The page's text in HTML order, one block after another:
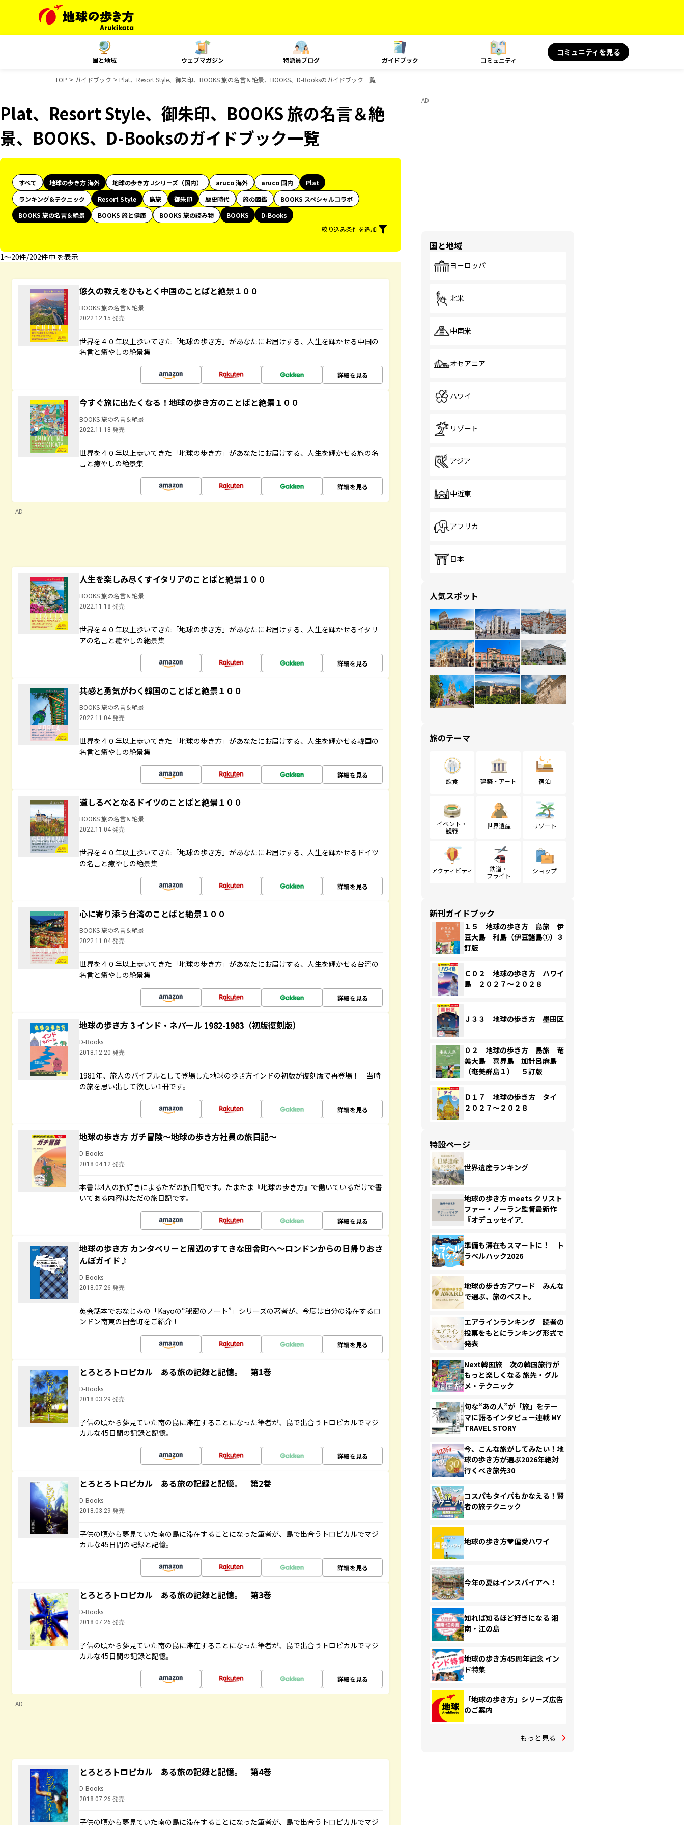
国と地域 ウェブマガジン 特派員ブログ ガイドブック コミュニティ
コミュニティを見る
TOP ガイドブック Plat、Resort Style、御朱印、BOOKS 旅の名言＆絶景、BOOKS、D-Booksのガイドブック一覧
Plat、Resort Style、御朱印、BOOKS 旅の名言＆絶
景、BOOKS、D-Booksのガイドブック一覧
すべて 地球の歩き方 海外 地球の歩き方 Jシリーズ（国内） aruco 海外 aruco 国内
Plat
ランキング&テクニック
Resort Style 島旅 御朱印 歴史時代 旅の図鑑
BOOKS スペシャルコラボ
BOOKS 旅の名言＆絶景
BOOKS 旅と健康 BOOKS 旅の読み物 BOOKS
D-Books
絞り込み条件を追加
1〜20件/202件中 を表示
悠久の教えをひもとく中国のことばと絶景１００
BOOKS 旅の名言＆絶景
2022.12.15 発売
世界を４０年以上歩いてきた「地球の歩き方」があなたにお届けする、人生を輝かせる中国の
名言と癒やしの絶景集
詳細を見る
今すぐ旅に出たくなる！地球の歩き方のことばと絶景１００
BOOKS 旅の名言＆絶景
2022.11.18 発売
世界を４０年以上歩いてきた「地球の歩き方」があなたにお届けする、人生を輝かせる旅の名
言と癒やしの絶景集
詳細を見る
AD
人生を楽しみ尽くすイタリアのことばと絶景１００
BOOKS 旅の名言＆絶景
2022.11.18 発売
世界を４０年以上歩いてきた「地球の歩き方」があなたにお届けする、人生を輝かせるイタリ
アの名言と癒やしの絶景集
詳細を見る
共感と勇気がわく韓国のことばと絶景１００
BOOKS 旅の名言＆絶景
2022.11.04 発売
世界を４０年以上歩いてきた「地球の歩き方」があなたにお届けする、人生を輝かせる韓国の
名言と癒やしの絶景集
詳細を見る
道しるべとなるドイツのことばと絶景１００
BOOKS 旅の名言＆絶景
2022.11.04 発売
世界を４０年以上歩いてきた「地球の歩き方」があなたにお届けする、人生を輝かせるドイツ
の名言と癒やしの絶景集
詳細を見る
心に寄り添う台湾のことばと絶景１００
BOOKS 旅の名言＆絶景
2022.11.04 発売
世界を４０年以上歩いてきた「地球の歩き方」があなたにお届けする、人生を輝かせる台湾の
名言と癒やしの絶景集
詳細を見る
地球の歩き方 3 インド・ネパール 1982-1983（初版復刻版）
D-Books
2018.12.20 発売
1981年、旅人のバイブルとして登場した地球の歩き方インドの初版が復刻版で再登場！ 当時
の旅を思い出して欲しい1冊です。
詳細を見る
地球の歩き方 ガチ冒険～地球の歩き方社員の旅日記～
D-Books
2018.04.12 発売
本書は4人の旅好きによるただの旅日記です。たまたま『地球の歩き方』で働いているだけで書
いてある内容はただの旅日記です。
詳細を見る
地球の歩き方 カンタベリーと周辺のすてきな田舎町へ～ロンドンからの日帰りおさ
んぽガイド♪
D-Books
2018.07.26 発売
英会話本でおなじみの「Kayoの“秘密のノート”」シリーズの著者が、今度は自分の滞在するロ
ンドン南東の田舎町をご紹介！
詳細を見る
とろとろトロピカル ある旅の記録と記憶。 第1巻
D-Books
2018.03.29 発売
子供の頃から夢見ていた南の島に滞在することになった筆者が、島で出合うトロピカルでマジ
カルな45日間の記録と記憶。
詳細を見る
とろとろトロピカル ある旅の記録と記憶。 第2巻
D-Books
2018.03.29 発売
子供の頃から夢見ていた南の島に滞在することになった筆者が、島で出合うトロピカルでマジ
カルな45日間の記録と記憶。
詳細を見る
とろとろトロピカル ある旅の記録と記憶。 第3巻
D-Books
2018.07.26 発売
子供の頃から夢見ていた南の島に滞在することになった筆者が、島で出合うトロピカルでマジ
カルな45日間の記録と記憶。
詳細を見る
AD
とろとろトロピカル ある旅の記録と記憶。 第4巻
D-Books
2018.07.26 発売
子供の頃から夢見ていた南の島に滞在することになった筆者が、島で出合うトロピカルでマジ
AD
国と地域
ヨーロッパ
北米
中南米
オセアニア
ハワイ
リゾート
アジア
中近東
アフリカ
日本
人気スポット
旅のテーマ
飲食 建築・アート 宿泊
イベント・
観戦
世界遺産 リゾート
アクティビティ
鉄道・
フライト
ショップ
新刊ガイドブック
１５ 地球の歩き方 島旅 伊
豆大島 利島（伊豆諸島①）３
訂版
Ｃ０２ 地球の歩き方 ハワイ
島 ２０２７～２０２８
Ｊ３３ 地球の歩き方 墨田区
０２ 地球の歩き方 島旅 奄
美大島 喜界島 加計呂麻島
（奄美群島１） ５訂版
Ｄ１７ 地球の歩き方 タイ
２０２７～２０２８
特設ページ
世界遺産ランキング
地球の歩き方 meets クリスト
ファー・ノーラン監督最新作
『オデュッセイア』
準備も滞在もスマートに！ ト
ラベルハック2026
地球の歩き方アワード みんな
で選ぶ、旅のベスト。
エアラインランキング 読者の
投票をもとにランキング形式で
発表
Next韓国旅 次の韓国旅行が
もっと楽しくなる 旅先・グル
メ・テクニック
旬な“あの人”が「旅」をテー
マに語るインタビュー連載 MY
TRAVEL STORY
今、こんな旅がしてみたい！地
球の歩き方が選ぶ2026年絶対
行くべき旅先30
コスパもタイパもかなえる！賢
者の旅テクニック
地球の歩き方♥偏愛ハワイ
今年の夏はインスパイアへ！
知れば知るほど好きになる 湘
南・江の島
地球の歩き方45周年記念 イン
ド特集
「地球の歩き方」シリーズ広告
のご案内
もっと見る